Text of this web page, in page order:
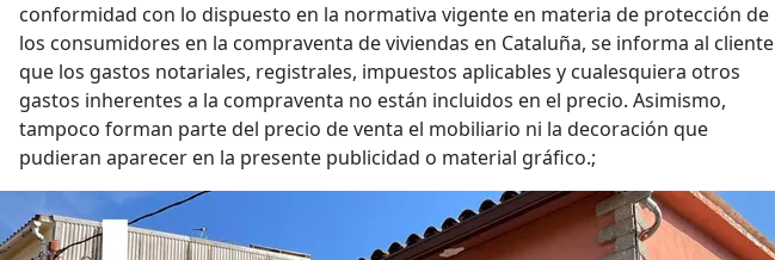
conformidad con lo dispuesto en la normativa vigente en materia de protección de
los consumidores en la compraventa de viviendas en Cataluña, se informa al cliente
que los gastos notariales, registrales, impuestos aplicables y cualesquiera otros
gastos inherentes a la compraventa no están incluidos en el precio. Asimismo,
tampoco forman parte del precio de venta el mobiliario ni la decoración que
pudieran aparecer en la presente publicidad o material gráfico.;